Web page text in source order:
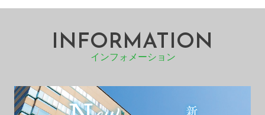
INFORMATION
インフォメーション